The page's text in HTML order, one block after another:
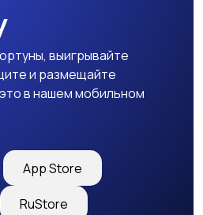
выигрывайте
и размещайте
в нашем мобильном
App Store
RuStore